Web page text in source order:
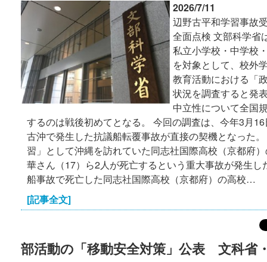
2026/7/11
辺野古平和学習事故
全面点検 文部科学省
私立小学校・中学校
を対象として、校外
教育活動における「
状況を調査すると発
中立性について全国
するのは戦後初めてとなる。 今回の調査は、今年3月
古沖で発生した抗議船転覆事故が直接の契機となった
習」として沖縄を訪れていた同志社国際高校（京都府
華さん（17）ら2人が死亡するという重大事故が発生
船事故で死亡した同志社国際高校（京都府）の高校…
[記事全文]
部活動の「移動安全対策」公表 文科省